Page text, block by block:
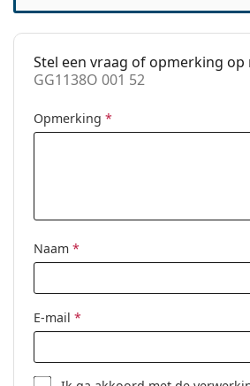
scharnier:
accessoires
Reinigingsdoekje: Ja
Categorie:
Brillen
Merk:
Stel een vraag of opmerking op
GG1138O 001 52
Opmerking *
Naam *
E-mail *